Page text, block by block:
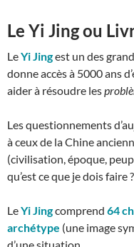
Le Yi Jing ou
LeYi Jingest un des
donne accès à 5000 ans
aider à résoudre les
Les questionnements
à ceux de la Chine
(civilisation, époque,
qu’est ce que je dois faire
LeYi Jingcomprend 64
archétype (une image